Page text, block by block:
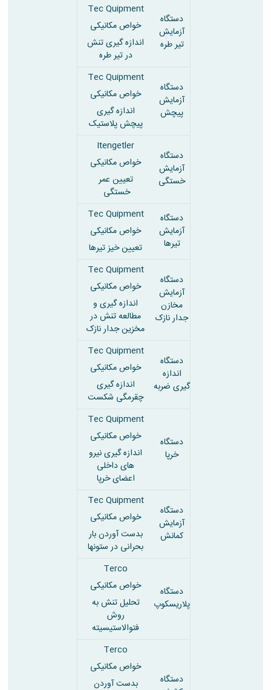
دستگاه
آزمایش
تیر طره
Tec Quipment
خواص مکانیکی
اندازه گیری تنش
در تیر طره
دستگاه
آزمایش
پیچش
Tec Quipment
خواص مکانیکی
اندازه گیری
پیچش پلاستیک
دستگاه
آزمایش
خستگی
Itengetler
خواص مکانیکی
تعیین عمر
خستگی
دستگاه
آزمایش
تیرها
Tec Quipment
خواص مکانیکی
تعیین خیز تیرها
دستگاه
آزمایش
مخازن
جدار نازک
Tec Quipment
خواص مکانیکی
اندازه گیری و
مطالعه تنش در
مخزین جدار نازک
دستگاه
اندازه
گیری ضربه
Tec Quipment
خواص مکانیکی
اندازه گیری
چقرمگی شکست
دستگاه
خرپا
Tec Quipment
خواص مکانیکی
اندازه گیری نیرو
های داخلی
اعضای خرپا
دستگاه
آزمایش
کمانش
Tec Quipment
خواص مکانیکی
بدست آوردن بار
بحرانی در ستونها
دستگاه
پلاریسکوپ
Terco
خواص مکانیکی
تحلیل تنش به
روش
فتوالاستیسیته
دستگاه
Terco
خواص مکانیکی
بدست آوردن